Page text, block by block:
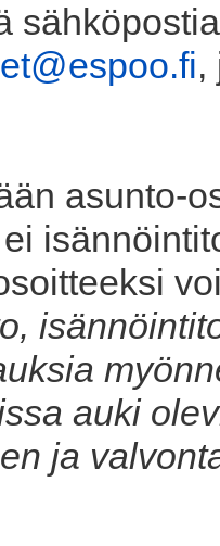
,
asunto-
auki
ja